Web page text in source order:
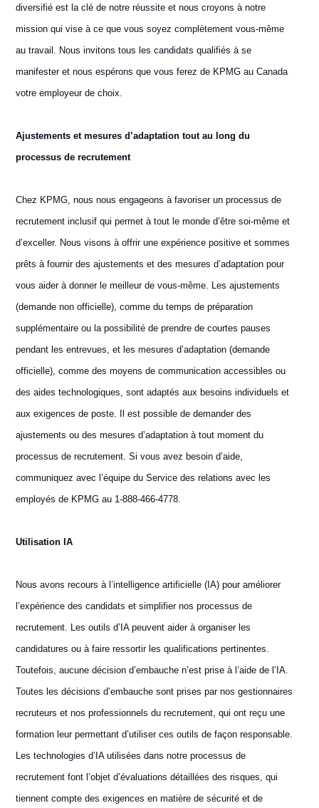
diversifié est la clé de notre réussite et nous croyons à notre
mission qui vise à ce que vous soyez complètement vous-même
au travail. Nous invitons tous les candidats qualifiés à se
manifester et nous espérons que vous ferez de KPMG au Canada
votre employeur de choix.
Ajustements et mesures d’adaptation tout au long du
processus de recrutement
Chez KPMG, nous nous engageons à favoriser un processus de
recrutement inclusif qui permet à tout le monde d’être soi-même et
d’exceller. Nous visons à offrir une expérience positive et sommes
prêts à fournir des ajustements et des mesures d’adaptation pour
vous aider à donner le meilleur de vous-même. Les ajustements
(demande non officielle), comme du temps de préparation
supplémentaire ou la possibilité de prendre de courtes pauses
pendant les entrevues, et les mesures d’adaptation (demande
officielle), comme des moyens de communication accessibles ou
des aides technologiques, sont adaptés aux besoins individuels et
aux exigences de poste. Il est possible de demander des
ajustements ou des mesures d’adaptation à tout moment du
processus de recrutement. Si vous avez besoin d’aide,
communiquez avec l’équipe du Service des relations avec les
employés de KPMG au 1-888-466-4778.
Utilisation IA
Nous avons recours à l’intelligence artificielle (IA) pour améliorer
l’expérience des candidats et simplifier nos processus de
recrutement. Les outils d’IA peuvent aider à organiser les
candidatures ou à faire ressortir les qualifications pertinentes.
Toutefois, aucune décision d’embauche n’est prise à l’aide de l’IA.
Toutes les décisions d’embauche sont prises par nos gestionnaires
recruteurs et nos professionnels du recrutement, qui ont reçu une
formation leur permettant d’utiliser ces outils de façon responsable.
Les technologies d’IA utilisées dans notre processus de
recrutement font l’objet d’évaluations détaillées des risques, qui
tiennent compte des exigences en matière de sécurité et de